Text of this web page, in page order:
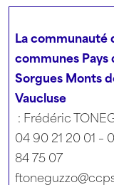
La communauté
communes Pays
Sorgues Monts
Vaucluse
: Frédéric
04 90 21 20 01 –
84 75 07